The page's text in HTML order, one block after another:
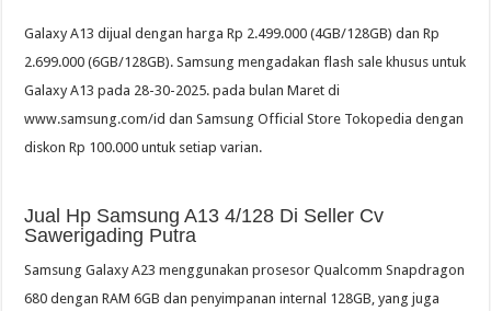
Galaxy A13 dijual dengan harga Rp 2.499.000 (4GB/128GB) dan Rp
2.699.000 (6GB/128GB). Samsung mengadakan flash sale khusus untuk
Galaxy A13 pada 28-30-2025. pada bulan Maret di
www.samsung.com/id dan Samsung Official Store Tokopedia dengan
diskon Rp 100.000 untuk setiap varian.
Jual Hp Samsung A13 4/128 Di Seller Cv
Sawerigading Putra
Samsung Galaxy A23 menggunakan prosesor Qualcomm Snapdragon
680 dengan RAM 6GB dan penyimpanan internal 128GB, yang juga